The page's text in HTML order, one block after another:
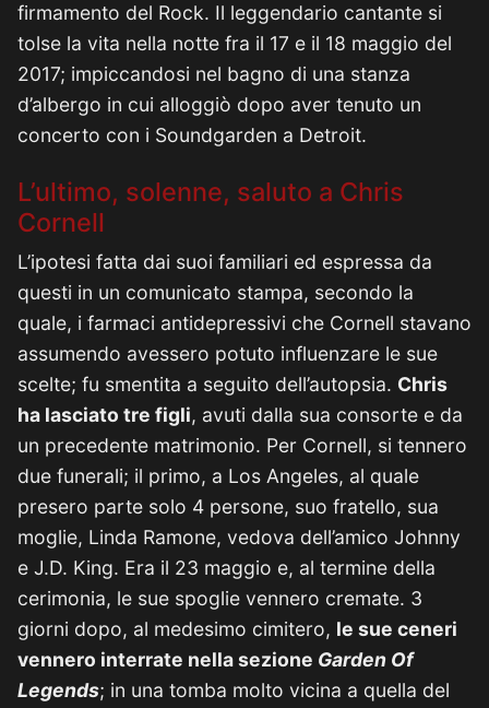
firmamento del Rock. Il leggendario cantante si
tolse la vita nella notte fra il 17 e il 18 maggio del
2017; impiccandosi nel bagno di una stanza
d’albergo in cui alloggiò dopo aver tenuto un
concerto con i Soundgarden a Detroit.
L’ultimo, solenne, saluto a Chris
Cornell
L’ipotesi fatta dai suoi familiari ed espressa da
questi in un comunicato stampa, secondo la
quale, i farmaci antidepressivi che Cornell stavano
assumendo avessero potuto influenzare le sue
scelte; fu smentita a seguito dell’autopsia. Chris
ha lasciato tre figli, avuti dalla sua consorte e da
un precedente matrimonio. Per Cornell, si tennero
due funerali; il primo, a Los Angeles, al quale
presero parte solo 4 persone, suo fratello, sua
moglie, Linda Ramone, vedova dell’amico Johnny
e J.D. King. Era il 23 maggio e, al termine della
cerimonia, le sue spoglie vennero cremate. 3
giorni dopo, al medesimo cimitero, le sue ceneri
vennero interrate nella sezione Garden Of
Legends; in una tomba molto vicina a quella del